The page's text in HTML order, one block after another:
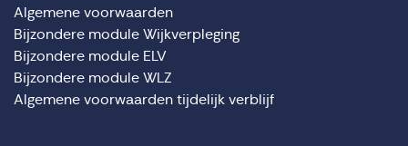
Algemene voorwaarden
Bijzondere module Wijkverpleging
Bijzondere module ELV
Bijzondere module WLZ
Algemene voorwaarden tijdelijk verblijf